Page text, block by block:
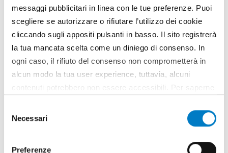
messaggi pubblicitari in linea con le tue preferenze. Puoi
scegliere se autorizzare o rifiutare l’utilizzo dei cookie
cliccando sugli appositi pulsanti in basso. Il sito registrerà
la tua mancata scelta come un diniego di consenso. In
ogni caso, il rifiuto del consenso non comprometterà in
alcun modo la tua user experience, tuttavia, alcuni
contenuti potrebbero non essere accessibili. Per saperne
all’utilizzo di tutti, o solamente di alcuni di essi, ti
delNecessari
Preferenze